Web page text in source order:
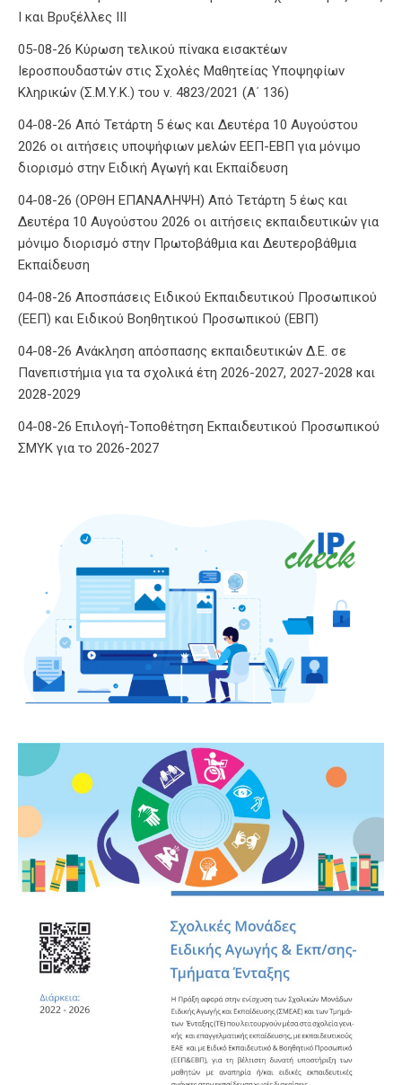
Ι και Βρυξέλλες ΙΙΙ
05-08-26 Κύρωση τελικού πίνακα εισακτέων
Ιεροσπουδαστών στις Σχολές Μαθητείας Υποψηφίων
Κληρικών (Σ.Μ.Υ.Κ.) του ν. 4823/2021 (Α΄ 136)
04-08-26 Από Τετάρτη 5 έως και Δευτέρα 10 Αυγούστου
2026 οι αιτήσεις υποψήφιων μελών ΕΕΠ-ΕΒΠ για μόνιμο
διορισμό στην Ειδική Αγωγή και Εκπαίδευση
04-08-26 (ΟΡΘΗ ΕΠΑΝΑΛΗΨΗ) Από Τετάρτη 5 έως και
Δευτέρα 10 Αυγούστου 2026 οι αιτήσεις εκπαιδευτικών για
μόνιμο διορισμό στην Πρωτοβάθμια και Δευτεροβάθμια
Εκπαίδευση
04-08-26 Αποσπάσεις Ειδικού Εκπαιδευτικού Προσωπικού
(ΕΕΠ) και Ειδικού Βοηθητικού Προσωπικού (ΕΒΠ)
04-08-26 Ανάκληση απόσπασης εκπαιδευτικών Δ.Ε. σε
Πανεπιστήμια για τα σχολικά έτη 2026-2027, 2027-2028 και
2028-2029
04-08-26 Επιλογή-Τοποθέτηση Εκπαιδευτικού Προσωπικού
ΣΜΥΚ για το 2026-2027